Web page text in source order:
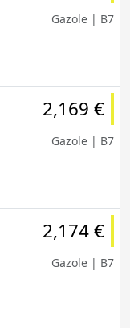
Gazole | B7
2,169 €
Gazole | B7
2,174 €
Gazole | B7